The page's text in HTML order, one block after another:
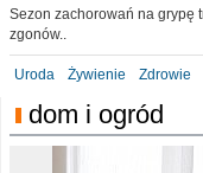
Sezon zachorowań na grypę
zgonów..
Uroda Żywienie Zdrowie
dom i ogród